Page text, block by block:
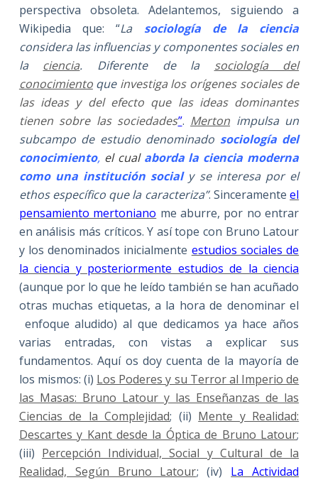
perspectiva obsoleta. Adelantemos, siguiendo a
Wikipedia que: “La sociología de la ciencia
considera las influencias y componentes sociales en
la ciencia. Diferente de la sociología del
conocimientoque investiga los orígenes sociales de
las ideas y del efecto que las ideas dominantes
tienen sobre las sociedades”. Merton impulsa un
subcampo de estudio denominado sociología del
conocimiento, el cual aborda la ciencia moderna
como una institución socialy se interesa por el
ethos específico que la caracteriza”. Sinceramenteel
pensamiento mertoniano me aburre, por no entrar
en análisis más críticos. Y así tope con Bruno Latour
y los denominados inicialmente estudios sociales de
la ciencia y posteriormente estudios de la ciencia
(aunque por lo que he leído también se han acuñado
otras muchas etiquetas, a la hora de denominar el
enfoque aludido) al que dedicamos ya hace años
varias entradas, con vistas a explicar sus
fundamentos. Aquí os doy cuenta de la mayoría de
los mismos: (i) Los Poderes y su Terror al Imperio de
las Masas: Bruno Latour y las Enseñanzas de las
Ciencias de la Complejidad; (ii) Mente y Realidad:
Descartes y Kant desde la Óptica de Bruno Latour;
(iii) Percepción Individual, Social y Cultural de la
Realidad, Según Bruno Latour; (iv) La Actividad